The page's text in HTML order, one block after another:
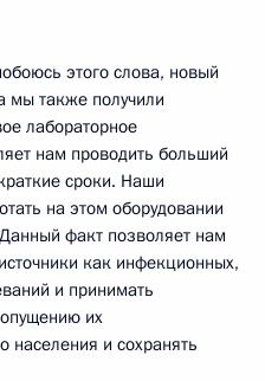
этого слова, новый
мы также получили
лабораторное
нам проводить больший
сроки. Наши
на этом оборудовании
факт позволяет нам
как инфекционных,
и принимать
их
населения и сохранять